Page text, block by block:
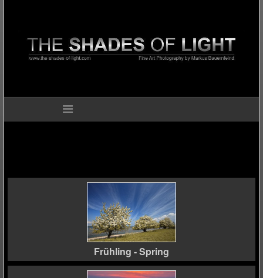
Frühling - Spring